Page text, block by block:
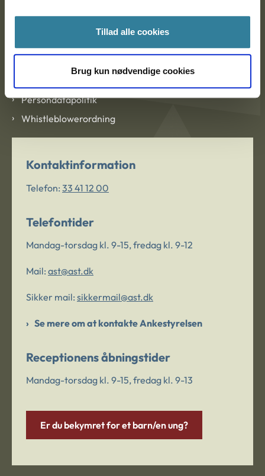
Tillad alle cookies
Brug kun nødvendige cookies
Persondatapolitik
Whistleblowerordning
Kontaktinformation
Telefon: 33 41 12 00
Telefontider
Mandag-torsdag kl. 9-15, fredag kl. 9-12
Mail: ast@ast.dk
Sikker mail: sikkermail@ast.dk
Se mere om at kontakte Ankestyrelsen
Receptionens åbningstider
Mandag-torsdag kl. 9-15, fredag kl. 9-13
Er du bekymret for et barn/en ung?